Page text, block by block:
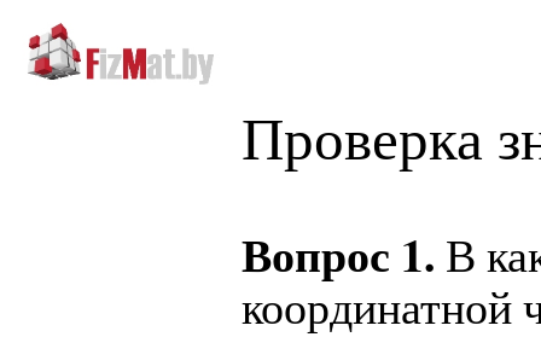
navigation
Проверка
Вопрос 1. В
координатной